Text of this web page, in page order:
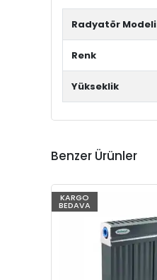
Radyatör Modeli
Renk
Yükseklik
Benzer Ürünler
KARGO
BEDAVA